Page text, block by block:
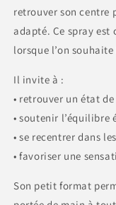
retrouver son centre
adapté. Ce spray
lorsque l’on
Il invite à :
• retrouver un état
• soutenir
• se recentrer dans
• favoriser une
Son petit format